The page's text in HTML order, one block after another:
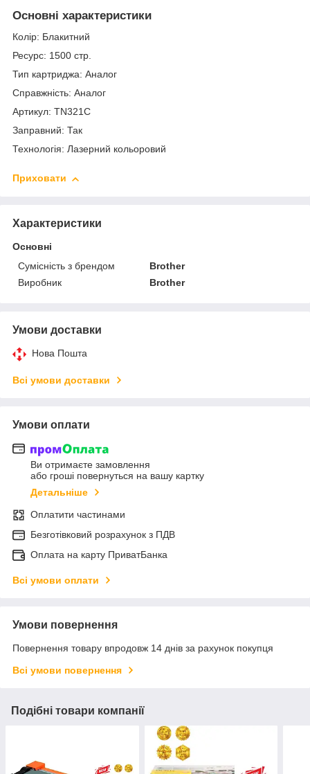
Основні характеристики
Колір: Блакитний
Ресурс: 1500 стр.
Тип картриджа: Аналог
Справжність: Аналог
Артикул: TN321C
Заправний: Так
Технологія: Лазерний кольоровий
Приховати
Характеристики
Основні
Сумісність з брендом
Brother
Виробник
Brother
Умови доставки
Нова Пошта
Всі умови доставки
Умови оплати
Ви отримаєте замовлення
або гроші повернуться на вашу картку
Детальніше
Оплатити частинами
Безготівковий розрахунок з ПДВ
Оплата на карту ПриватБанка
Всі умови оплати
Умови повернення
Повернення товару впродовж 14 днів за рахунок покупця
Всі умови повернення
Подібні товари компанії